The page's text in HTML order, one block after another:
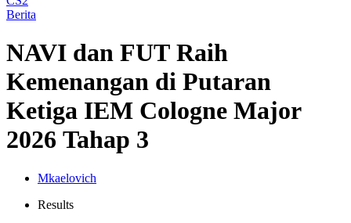
Berita
NAVI dan FUT Raih
Kemenangan di Putaran
Ketiga IEM Cologne Major
2026 Tahap 3
Mkaelovich
Results